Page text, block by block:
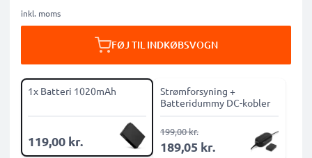
inkl. moms
FØJ TIL INDKØBSVOGN
1x Batteri 1020mAh
119,00 kr.
Strømforsyning +
Batteridummy DC-kobler
189,05 kr.
199,00 kr.